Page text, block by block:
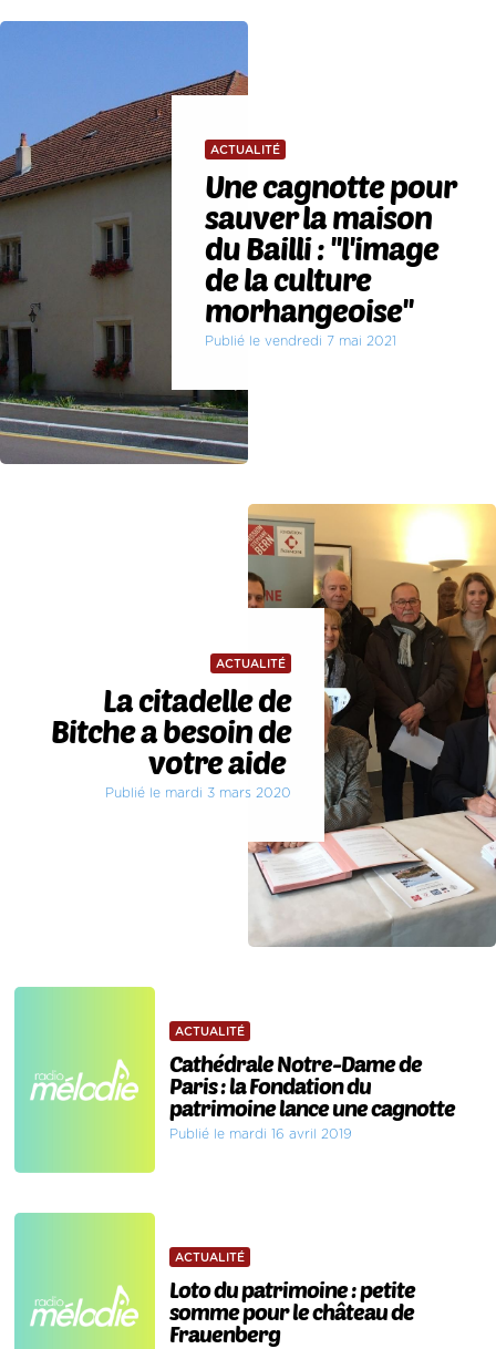
ACTUALITÉ
Une cagnotte pour
sauver la maison
du Bailli : ''l'image
de la culture
morhangeoise''
Publié le vendredi 7 mai 2021
ACTUALITÉ
La citadelle de
Bitche a besoin de
votre aide
Publié le mardi 3 mars 2020
ACTUALITÉ
Cathédrale Notre-Dame de
Paris : la Fondation du
patrimoine lance une cagnotte
Publié le mardi 16 avril 2019
ACTUALITÉ
Loto du patrimoine : petite
somme pour le château de
Frauenberg